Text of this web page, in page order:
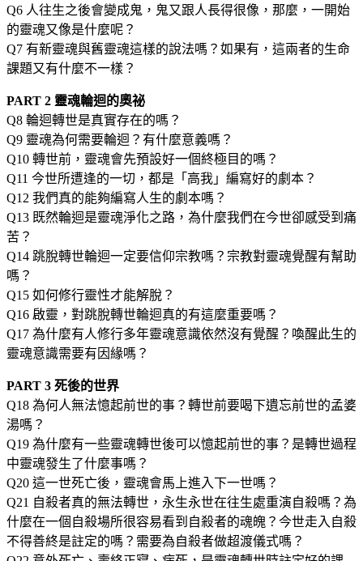
Q6 人往生之後會變成鬼，鬼又跟人長得很像，那麼，一開始
的靈魂又像是什麼呢？
Q7 有新靈魂與舊靈魂這樣的說法嗎？如果有，這兩者的生命
課題又有什麼不一樣？
PART 2 靈魂輪迴的奧祕
Q8 輪迴轉世是真實存在的嗎？
Q9 靈魂為何需要輪迴？有什麼意義嗎？
Q10 轉世前，靈魂會先預設好一個終極目的嗎？
Q11 今世所遭逢的一切，都是「高我」編寫好的劇本？
Q12 我們真的能夠編寫人生的劇本嗎？
Q13 既然輪迴是靈魂淨化之路，為什麼我們在今世卻感受到痛
苦？
Q14 跳脫轉世輪迴一定要信仰宗教嗎？宗教對靈魂覺醒有幫助
嗎？
Q15 如何修行靈性才能解脫？
Q16 啟靈，對跳脫轉世輪迴真的有這麼重要嗎？
Q17 為什麼有人修行多年靈魂意識依然沒有覺醒？喚醒此生的
靈魂意識需要有因緣嗎？
PART 3 死後的世界
Q18 為何人無法憶起前世的事？轉世前要喝下遺忘前世的孟婆
湯嗎？
Q19 為什麼有一些靈魂轉世後可以憶起前世的事？是轉世過程
中靈魂發生了什麼事嗎？
Q20 這一世死亡後，靈魂會馬上進入下一世嗎？
Q21 自殺者真的無法轉世，永生永世在往生處重演自殺嗎？為
什麼在一個自殺場所很容易看到自殺者的魂魄？今世走入自殺
不得善終是註定的嗎？需要為自殺者做超渡儀式嗎？